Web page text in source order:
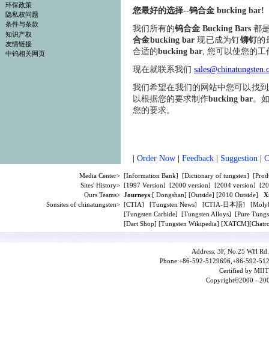
环保政策
隐私权问题
条件与条款
知识产权
友情链接
中钨相关网页
您最好的选择--钨合金 bucking bar!
我们所有的钨合金 Bucking Bars 都
合金bucking bar现已成为钉铆钉的
合适的bucking bar , 您可以使您的
现在就联系我们
我们希望在我们的网站中您可以找
以根据您的要求制作bucking bar。
您的要求。
| Order Now | Feedback | Suggestion |
Media Center> [Information Bank] [Dictionary of tungsten] [
Sites' History> [1997 Version] [2000 version] [2004 version] [
Ours Teams> Journeys:[ Dongshan] [Outside] [2010 Outside]
Sonsites of chinatungsten> [CTIA] [Tungsten News] [CTIA-日本語] [
[Tungsten Carbide] [Tungsten Alloys] [Pure
[Dart Shop] [Tungsten Wikipedia] [XATCM][
Address: 3F, No.25 WH
Phone:+86-592-5129696,+86-592-
Certified by
Copyright©2000 -